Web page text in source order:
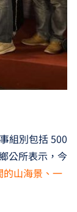
組別包括 500
公所表示，今
山海景、一